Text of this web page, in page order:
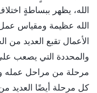
الله، يظهر ببساطةٍ
الله عظيمة ومقياس عمل
الأعمال تقبع العديد من
والمحددة التي يصعب على
مرحلة من مراحل عمله
كل مرحلة أيضًا العديد من